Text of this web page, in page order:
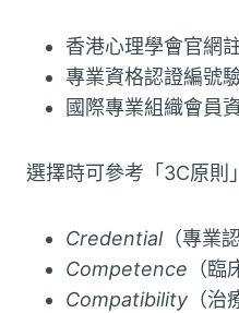
香港心理學會官網
專業資格認證編號
國際專業組織會員
選擇時可參考「3C原則
Credential（專業認
Competence （臨
Compatibility （治